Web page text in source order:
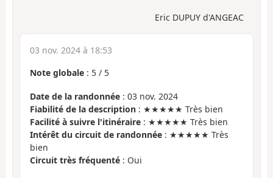
Eric DUPUY d'ANGEAC
03 nov. 2024 à 18:53
Note globale : 5 / 5
Date de la randonnée : 03 nov. 2024
Fiabilité de la description : ★★★★★ Très bien
Facilité à suivre l'itinéraire : ★★★★★ Très bien
Intérêt du circuit de randonnée : ★★★★★ Très
bien
Circuit très fréquenté : Oui